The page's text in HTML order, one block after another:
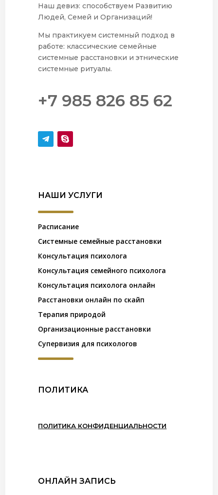
Наш девиз: способствуем Развитию
Людей, Семей и Организаций!
Мы практикуем системный подход в
работе: классические семейные
системные расстановки и этнические
системные ритуалы.
+7 985 826 85 62
НАШИ УСЛУГИ
Расписание
Системные семейные расстановки
Консультация психолога
Консультация семейного психолога
Консультация психолога онлайн
Расстановки онлайн по скайп
Терапия природой
Организационные расстановки
Супервизия для психологов
ПОЛИТИКА
ПОЛИТИКА КОНФИДЕНЦИАЛЬНОСТИ
ОНЛАЙН ЗАПИСЬ